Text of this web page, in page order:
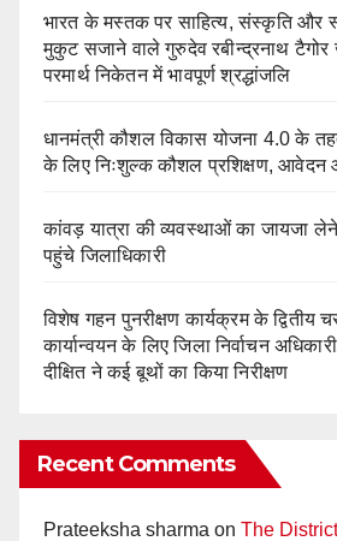
भारत के मस्तक पर साहित्य, संस्कृति और
मुकुट सजाने वाले गुरुदेव रबीन्द्रनाथ टैगोर
परमार्थ निकेतन में भावपूर्ण श्रद्धांजलि
धानमंत्री कौशल विकास योजना 4.0 के
के लिए निःशुल्क कौशल प्रशिक्षण, आवेदन
कांवड़ यात्रा की व्यवस्थाओं का जायजा
पहुंचे जिलाधिकारी
विशेष गहन पुनरीक्षण कार्यक्रम के
कार्यान्वयन के लिए जिला निर्वाचन
दीक्षित ने कई बूथों का किया निरीक्षण
Recent Comments
Prateeksha sharma on The